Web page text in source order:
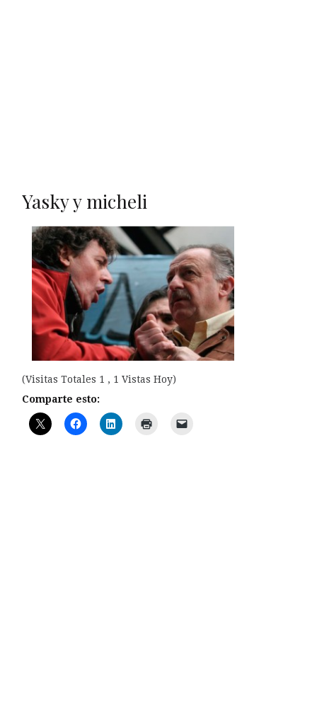
Yasky y micheli
(Visitas Totales 1 , 1 Vistas Hoy)
Comparte esto: